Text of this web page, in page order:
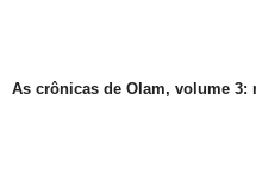
As crônicas de Olam, volume 3: